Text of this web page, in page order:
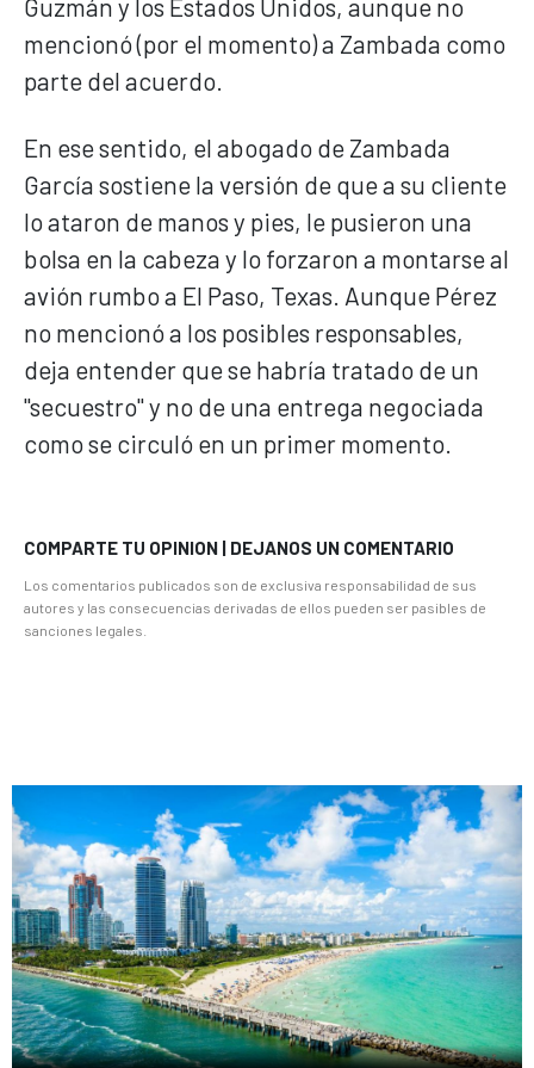
Guzmán y los Estados Unidos, aunque no
mencionó (por el momento) a Zambada como
parte del acuerdo.
En ese sentido, el abogado de Zambada
García sostiene la versión de que a su cliente
lo ataron de manos y pies, le pusieron una
bolsa en la cabeza y lo forzaron a montarse al
avión rumbo a El Paso, Texas. Aunque Pérez
no mencionó a los posibles responsables,
deja entender que se habría tratado de un
"secuestro" y no de una entrega negociada
como se circuló en un primer momento.
COMPARTE TU OPINION | DEJANOS UN COMENTARIO
Los comentarios publicados son de exclusiva responsabilidad de sus
autores y las consecuencias derivadas de ellos pueden ser pasibles de
sanciones legales.